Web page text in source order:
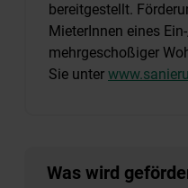
bereitgestellt.
MieterInnen eines
mehrgeschoßiger
Sie unter
Was wird